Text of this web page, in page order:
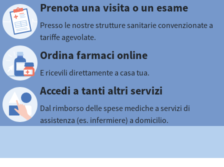
Prenota una visita o un esame
Presso le nostre strutture sanitarie convenzionate a
tariffe agevolate.
Ordina farmaci online
E ricevili direttamente a casa tua.
Accedi a tanti altri servizi
Dal rimborso delle spese mediche a servizi di
assistenza (es. infermiere) a domicilio.